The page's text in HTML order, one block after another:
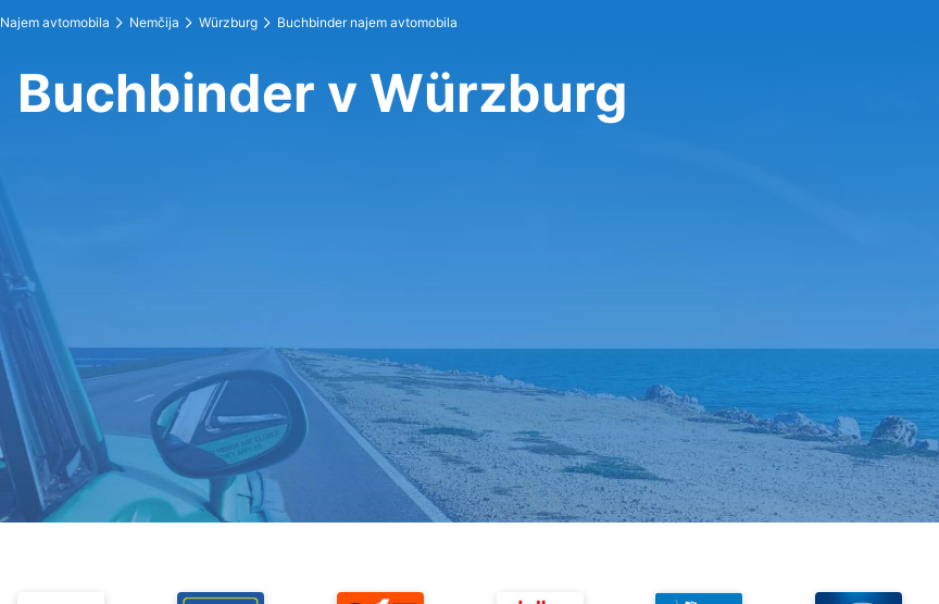
Najem avtomobila Nemčija Würzburg Buchbinder najem avtomobila
Buchbinder v Würzburg